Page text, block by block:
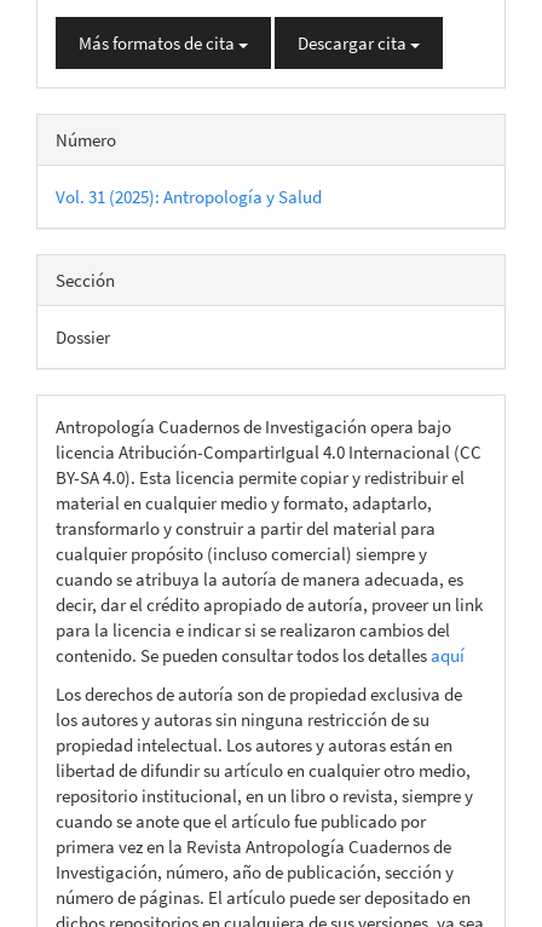
Más formatos de cita Descargar cita
Número
Vol. 31 (2025): Antropología y Salud
Sección
Dossier
Antropología Cuadernos de Investigación opera bajo
licencia Atribución-CompartirIgual 4.0 Internacional (CC
BY-SA 4.0). Esta licencia permite copiar y redistribuir el
material en cualquier medio y formato, adaptarlo,
transformarlo y construir a partir del material para
cualquier propósito (incluso comercial) siempre y
cuando se atribuya la autoría de manera adecuada, es
decir, dar el crédito apropiado de autoría, proveer un link
para la licencia e indicar si se realizaron cambios del
contenido. Se pueden consultar todos los detallesaquí
Los derechos de autoría son de propiedad exclusiva de
los autores y autoras sin ninguna restricción de su
propiedad intelectual. Los autores y autoras están en
libertad de difundir su artículo en cualquier otro medio,
repositorio institucional, en un libro o revista, siempre y
cuando se anote que el artículo fue publicado por
primera vez en la Revista Antropología Cuadernos de
Investigación, número, año de publicación, sección y
número de páginas. El artículo puede ser depositado en
dichos repositorios en cualquiera de sus versiones, ya sea